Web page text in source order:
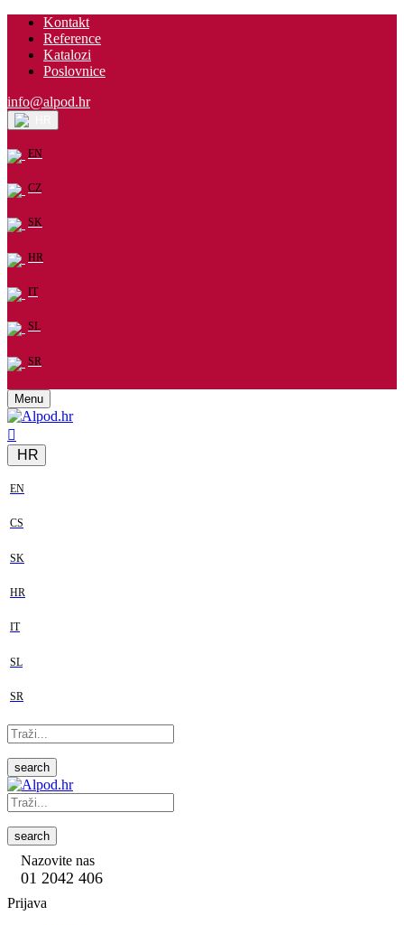
Kontakt
Reference
Katalozi
Poslovnice
info@alpod.hr
EN
CZ
SK
HR
IT
SL
SR
Menu
HR
EN
CS
SK
HR
IT
SL
SR
search
search
Nazovite nas
01 2042 406
Prijava